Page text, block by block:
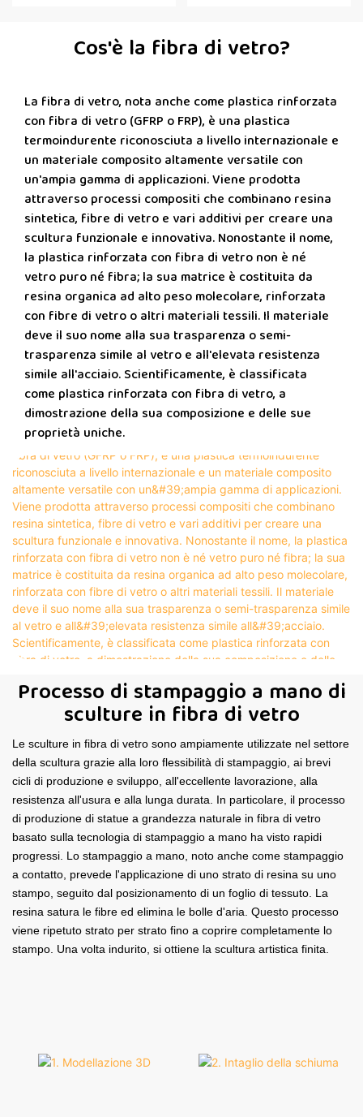
Cos'è la fibra di vetro?
La fibra di vetro, nota anche come plastica rinforzata
con fibra di vetro (GFRP o FRP), è una plastica
termoindurente riconosciuta a livello internazionale e
un materiale composito altamente versatile con
un'ampia gamma di applicazioni. Viene prodotta
attraverso processi compositi che combinano resina
sintetica, fibre di vetro e vari additivi per creare una
scultura funzionale e innovativa. Nonostante il nome,
la plastica rinforzata con fibra di vetro non è né
vetro puro né fibra; la sua matrice è costituita da
resina organica ad alto peso molecolare, rinforzata
con fibre di vetro o altri materiali tessili. Il materiale
deve il suo nome alla sua trasparenza o semi-
trasparenza simile al vetro e all'elevata resistenza
simile all'acciaio. Scientificamente, è classificata
come plastica rinforzata con fibra di vetro, a
dimostrazione della sua composizione e delle sue
proprietà uniche.
Processo di stampaggio a mano di
sculture in fibra di vetro
Le sculture in fibra di vetro sono ampiamente utilizzate nel settore
della scultura grazie alla loro flessibilità di stampaggio, ai brevi
cicli di produzione e sviluppo, all'eccellente lavorazione, alla
resistenza all'usura e alla lunga durata. In particolare, il processo
di produzione di statue a grandezza naturale in fibra di vetro
basato sulla tecnologia di stampaggio a mano ha visto rapidi
progressi. Lo stampaggio a mano, noto anche come stampaggio
a contatto, prevede l'applicazione di uno strato di resina su uno
stampo, seguito dal posizionamento di un foglio di tessuto. La
resina satura le fibre ed elimina le bolle d'aria. Questo processo
viene ripetuto strato per strato fino a coprire completamente lo
stampo. Una volta indurito, si ottiene la scultura artistica finita.